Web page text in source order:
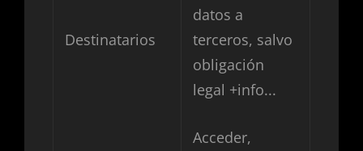
Destinatarios
datos a
terceros, salvo
obligación
legal +info...
Acceder,